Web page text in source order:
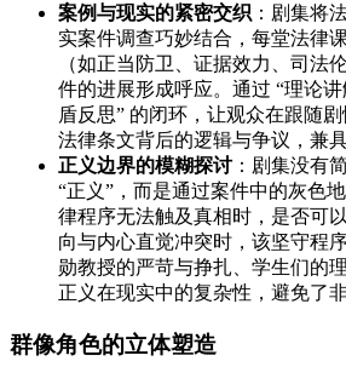
案例与现实的紧密交织 ：剧集将
实案件调查巧妙结合，每堂法律
（如正当防卫、证据效力、司法
件的进展形成呼应。通过 “理论
盾反思” 的闭环，让观众在跟随
法律条文背后的逻辑与争议，兼
正义边界的模糊探讨：剧集没有
“正义”，而是通过案件中的灰色
律程序无法触及真相时，是否可
向与内心直觉冲突时，该坚守程
勋教授的严苛与挣扎、学生们的
正义在现实中的复杂性，避免了
群像角色的立体塑造